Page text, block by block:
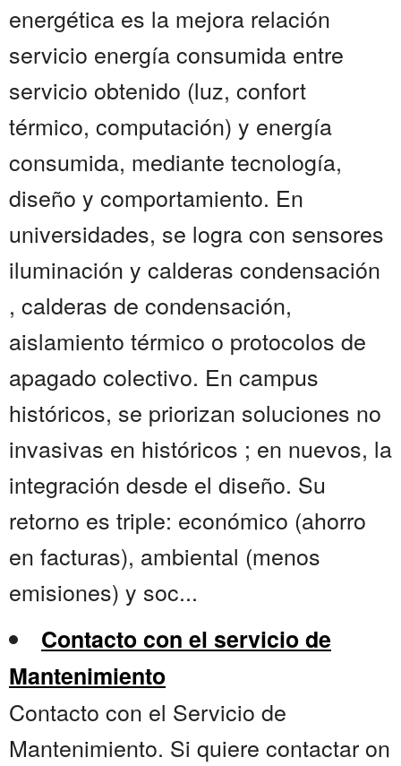
energética es la mejora relación
servicio energía consumida entre
servicio obtenido (luz, confort
térmico, computación) y energía
consumida, mediante tecnología,
diseño y comportamiento. En
universidades, se logra con sensores
iluminación y calderas condensación
, calderas de condensación,
aislamiento térmico o protocolos de
apagado colectivo. En campus
históricos, se priorizan soluciones no
invasivas en históricos ; en nuevos, la
integración desde el diseño. Su
retorno es triple: económico (ahorro
en facturas), ambiental (menos
emisiones) y soc...
Contacto con el servicio de
Mantenimiento
Contacto con el Servicio de
Mantenimiento. Si quiere contactar on